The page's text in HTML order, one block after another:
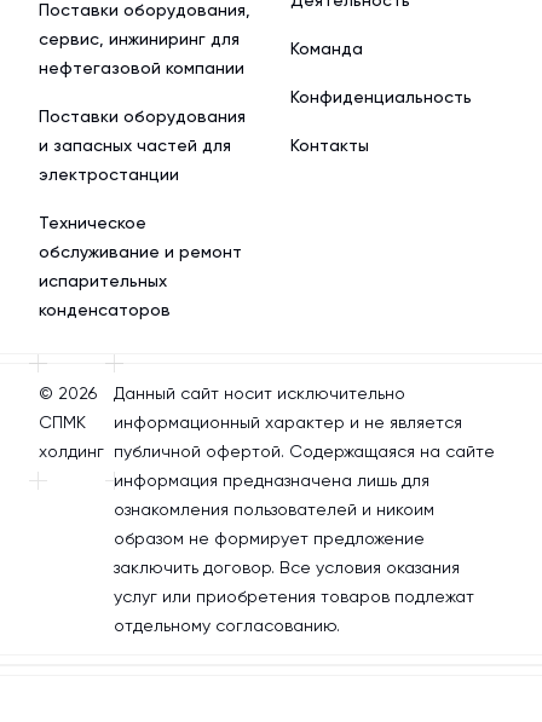
Поставки оборудования,
сервис, инжиниринг для
нефтегазовой компании
Поставки оборудования
и запасных частей для
электростанции
Техническое
обслуживание и ремонт
испарительных
конденсаторов
Команда
Конфиденциальность
Контакты
© 2026
СПМК
холдинг
Данный сайт носит исключительно
информационный характер и не является
публичной офертой. Содержащаяся на сайте
информация предназначена лишь для
ознакомления пользователей и никоим
образом не формирует предложение
заключить договор. Все условия оказания
услуг или приобретения товаров подлежат
отдельному согласованию.